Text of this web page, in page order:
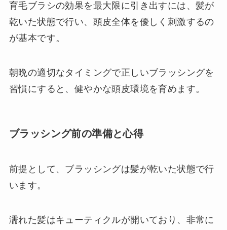
育毛ブラシの効果を最大限に引き出すには、髪が
乾いた状態で行い、頭皮全体を優しく刺激するの
が基本です。
朝晩の適切なタイミングで正しいブラッシングを
習慣にすると、健やかな頭皮環境を育めます。
ブラッシング前の準備と心得
前提として、ブラッシングは髪が乾いた状態で行
います。
濡れた髪はキューティクルが開いており、非常に